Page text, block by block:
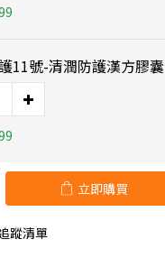
11號-清潤防護漢方膠囊
立即購買
蹤清單